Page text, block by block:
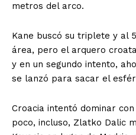
metros del arco.
Kane buscó su triplete y al
área, pero el arquero
y en un segundo intento,
se lanzó para sacar el
Croacia intentó dominar
poco, incluso, Zlatko Dalic